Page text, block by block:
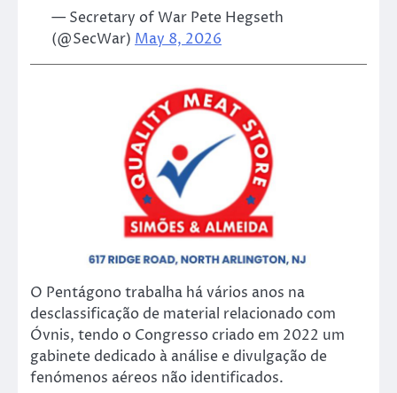
— Secretary of War Pete Hegseth
(@SecWar) May 8, 2026
O Pentágono trabalha há vários anos na
desclassificação de material relacionado com
Óvnis, tendo o Congresso criado em 2022 um
gabinete dedicado à análise e divulgação de
fenómenos aéreos não identificados.